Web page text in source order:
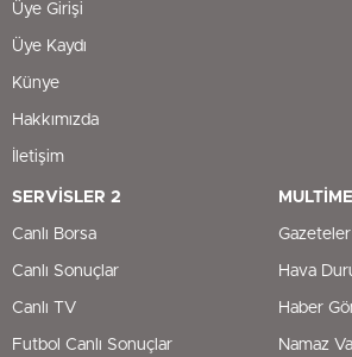
Üye Girişi
Üye Kaydı
Künye
Hakkımızda
İletişim
SERVİSLER 2
Canlı Borsa
Canlı Sonuçlar
Canlı TV
Futbol Canlı Sonuçlar
Gazeteler
Hava
Haber
Namaz